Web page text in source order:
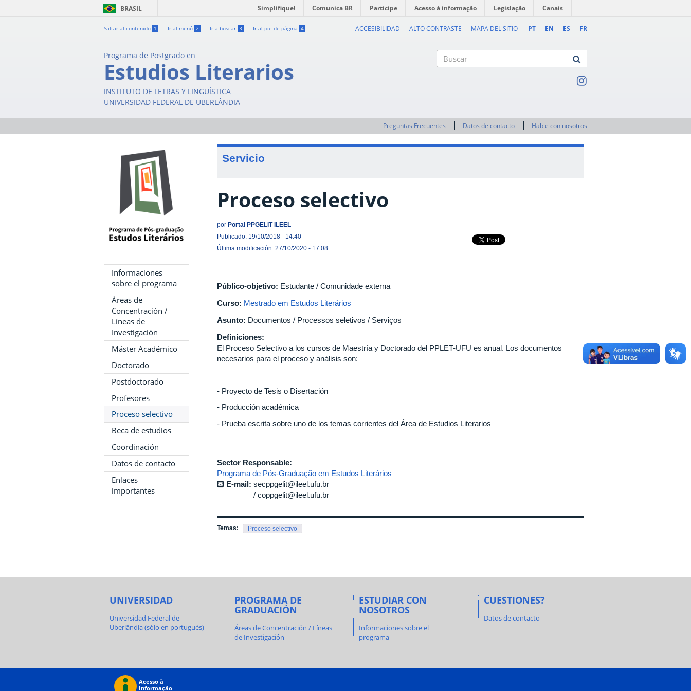
BRASIL Simplifique! Comunica BR Participe Acesso à informação Legislação Canais
Saltar al contenido 1 Ir al menú 2 Ir a buscar 3 Ir al pie de página 4 PT EN ES FR
ACCESIBILIDAD ALTO CONTRASTE MAPA DEL SITIO
Programa de Postgrado en
Estudios Literarios
INSTITUTO DE LETRAS Y LINGÜÍSTICA
UNIVERSIDAD FEDERAL DE UBERLÂNDIA
Preguntas Frecuentes Datos de contacto Hable con nosotros
Informaciones
sobre el programa
Áreas de
Concentración /
Líneas de
Investigación
Máster Académico
Doctorado
Postdoctorado
Profesores
Proceso selectivo
Beca de estudios
Coordinación
Datos de contacto
Enlaces
importantes
Servicio
Proceso selectivo
por Portal PPGELIT ILEEL
Publicado: 19/10/2018 - 14:40
Última modificación: 27/10/2020 - 17:08
Público-objetivo: Estudante / Comunidade externa
Curso: Mestrado em Estudos Literários
Asunto: Documentos / Processos seletivos / Serviços
Definiciones:
El Proceso Selectivo a los cursos de Maestría y Doctorado del PPLET-UFU es anual. Los documentos
necesarios para el proceso y análisis son:
- Proyecto de Tesis o Disertación
- Producción académica
- Prueba escrita sobre uno de los temas corrientes del Área de Estudios Literarios
Sector Responsable:
Programa de Pós-Graduação em Estudos Literários
E-mail: secppgelit@ileel.ufu.br
coppgelit@ileel.ufu.br
Temas: Proceso selectivo
UNIVERSIDAD
Universidad Federal de
Uberlândia (sólo en portugués)
PROGRAMA DE
GRADUACIÓN
Áreas de Concentración / Líneas
de Investigación
ESTUDIAR CON
NOSOTROS
Informaciones sobre el
programa
CUESTIONES?
Datos de contacto